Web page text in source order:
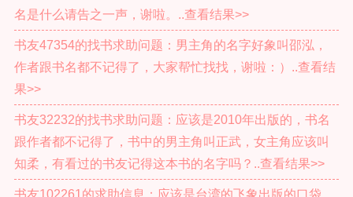
名是什么请告之一声，谢啦。..查看结果>>
书友47354的找书求助问题：男主角的名字好象叫邵泓，
作者跟书名都不记得了，大家帮忙找找，谢啦：）..查看结
果>>
书友32232的找书求助问题：应该是2010年出版的，书名
跟作者都不记得了，书中的男主角叫正武，女主角应该叫
知柔，有看过的书友记得这本书的名字吗？..查看结果>>
书友102261的求助信息：应该是台湾的飞象出版的口袋